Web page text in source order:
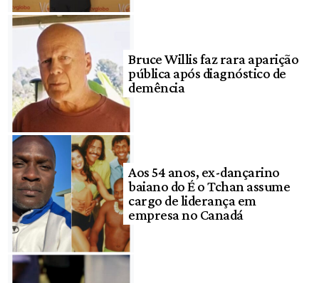
Bruce Willis faz rara aparição
pública após diagnóstico de
demência
Aos 54 anos, ex-dançarino
baiano do É o Tchan assume
cargo de liderança em
empresa no Canadá